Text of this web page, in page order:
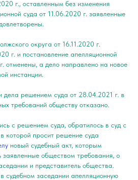
г., оставленным без изменения
суда от 11.06.2020 г. заявленные
округа от 16.11.2020 г.
г. и постановление апелляционной
отменены, а дело направлено на новое
инстанции.
дела решением суда от 28.04.2021 г. в
требований обществу отказано.
с решением суда, обратилось в суд с
которой просит решение суда
новый судебный акт, которым
заявленные обществом требования, о
и представитель общества.
судебном заседании апелляционную